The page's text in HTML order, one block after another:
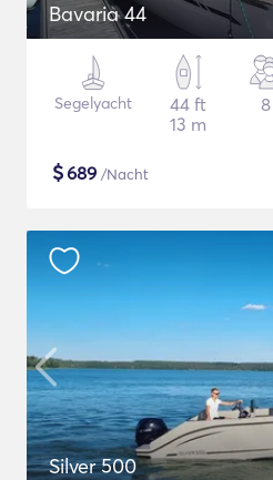
Bavaria 44
Segelyacht
44 ft
13 m
8
$689 /Nacht
Silver 500